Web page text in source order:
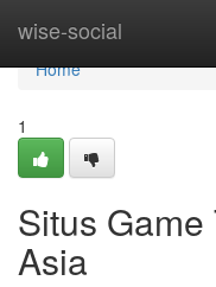
wise-social
Home
Home
1
Situs
Asia